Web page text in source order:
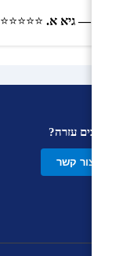
— גיא א. ⭐⭐⭐⭐⭐
צריכים עזרה?
צור קשר